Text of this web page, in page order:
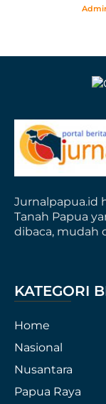
Jurnalpapua.id
Tanah Papua
dibaca, mudah
KATEGORI
Home
Nasional
Nusantara
Papua Raya